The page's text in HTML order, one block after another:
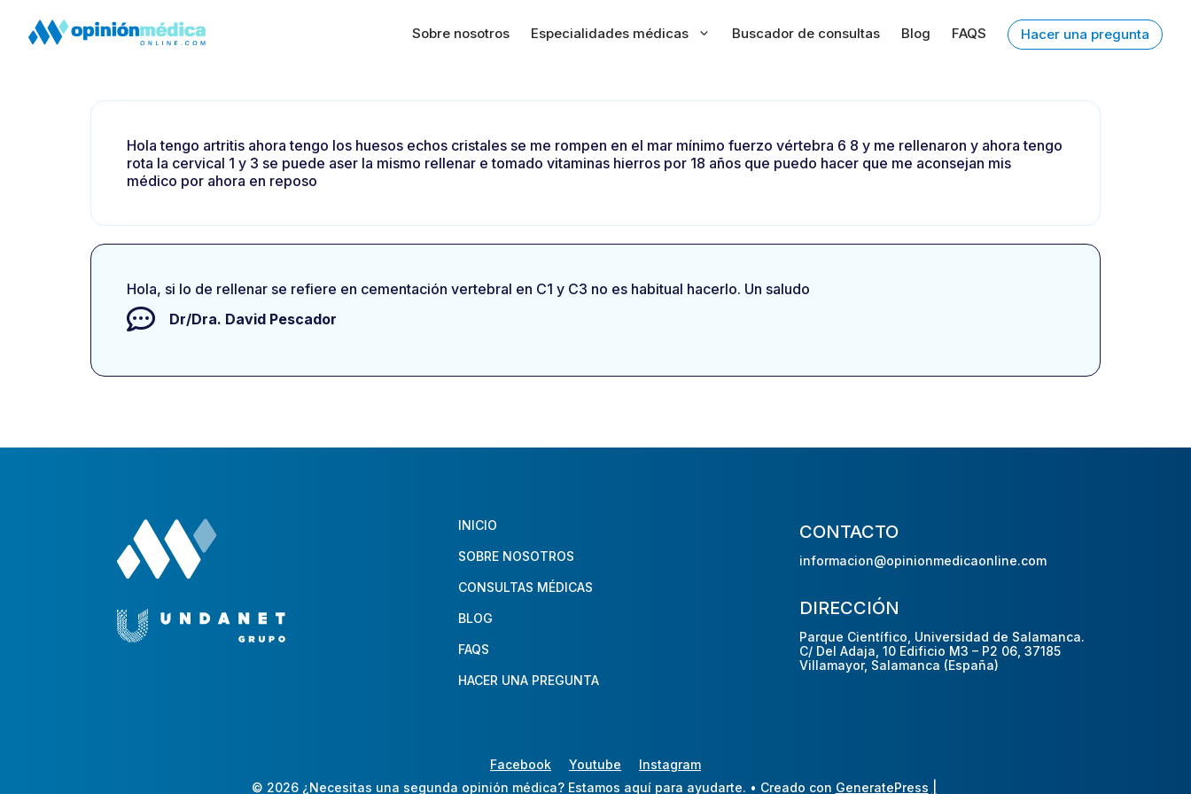
Sobre nosotros Especialidades médicas Buscador de consultas Blog FAQS Hacer una pregunta
Hola tengo artritis ahora tengo los huesos echos cristales se me rompen en el mar mínimo fuerzo vértebra 6 8 y me rellenaron y ahora tengo
rota la cervical 1 y 3 se puede aser la mismo rellenar e tomado vitaminas hierros por 18 años que puedo hacer que me aconsejan mis
médico por ahora en reposo
Hola, si lo de rellenar se refiere en cementación vertebral en C1 y C3 no es habitual hacerlo. Un saludo
Dr/Dra. David Pescador
INICIO
SOBRE NOSOTROS
CONSULTAS MÉDICAS
BLOG
FAQS
HACER UNA PREGUNTA
CONTACTO
informacion@opinionmedicaonline.com
DIRECCIÓN
Parque Científico, Universidad de Salamanca.
C/ Del Adaja, 10 Edificio M3 – P2 06, 37185
Villamayor, Salamanca (España)
Facebook Youtube
Instagram
© 2026 ¿Necesitas una segunda opinión médica? Estamos aquí para ayudarte. • Creado con GeneratePress